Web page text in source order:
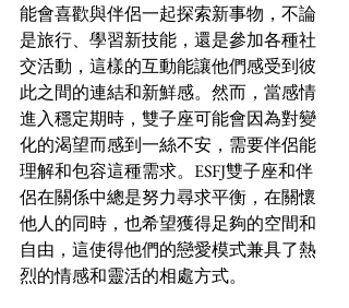
能會喜歡與伴侶一起探索新事物，不論
是旅行、學習新技能，還是參加各種社
交活動，這樣的互動能讓他們感受到彼
此之間的連結和新鮮感。然而，當感情
進入穩定期時，雙子座可能會因為對變
化的渴望而感到一絲不安，需要伴侶能
理解和包容這種需求。ESFJ雙子座和伴
侶在關係中總是努力尋求平衡，在關懷
他人的同時，也希望獲得足夠的空間和
自由，這使得他們的戀愛模式兼具了熱
烈的情感和靈活的相處方式。